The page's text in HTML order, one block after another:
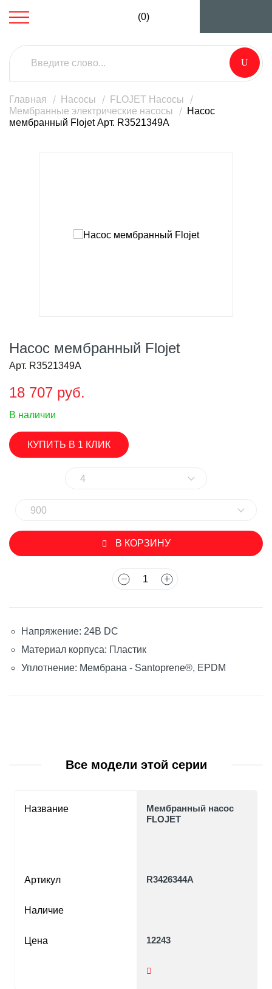
(0)
Главная Насосы
FLOJET Насосы
Мембранные электрические насосы
Насос
мембранный Flojet Арт. R3521349A
Насос мембранный Flojet
Арт. R3521349A
18 707 руб.
В наличии
КУПИТЬ В 1 КЛИК
4
900
В КОРЗИНУ
Напряжение: 24В DC
Материал корпуса: Пластик
Уплотнение: Мембрана - Santoprene®, EPDM
Все модели этой серии
Название
Артикул
Наличие
Цена
Мембранный насос
FLOJET
R3426344A
12243